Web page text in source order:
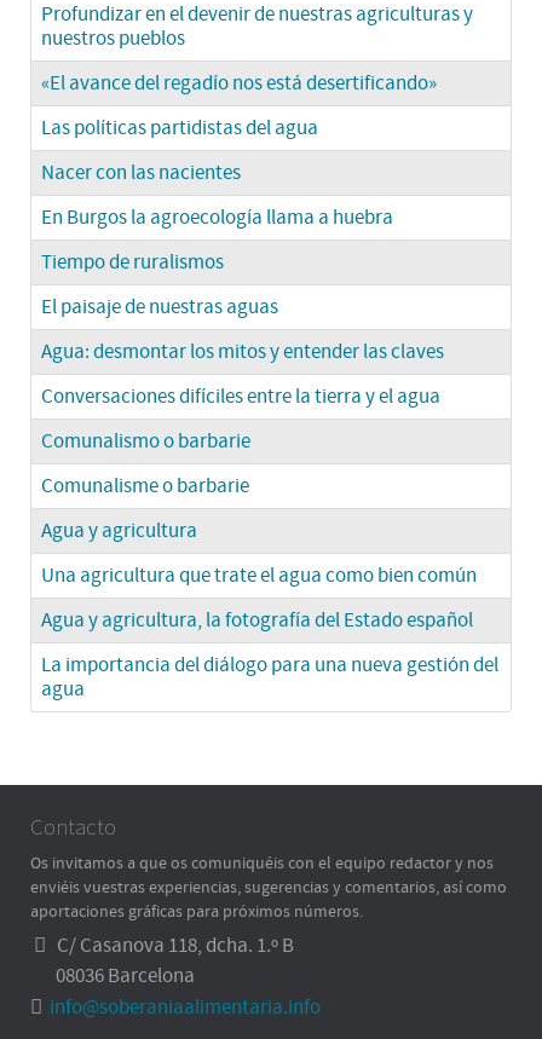
Profundizar en el devenir de nuestras agriculturas y
nuestros pueblos
«El avance del regadío nos está desertificando»
Las políticas partidistas del agua
Nacer con las nacientes
En Burgos la agroecología llama a huebra
Tiempo de ruralismos
El paisaje de nuestras aguas
Agua: desmontar los mitos y entender las claves
Conversaciones difíciles entre la tierra y el agua
Comunalismo o barbarie
Comunalisme o barbarie
Agua y agricultura
Una agricultura que trate el agua como bien común
Agua y agricultura, la fotografía del Estado español
La importancia del diálogo para una nueva gestión del
agua
Contacto
Os invitamos a que os comuniquéis con el equipo redactor y nos
enviéis vuestras experiencias, sugerencias y comentarios, así como
aportaciones gráficas para próximos números.
C/ Casanova 118, dcha. 1.º B
08036 Barcelona
info@soberaniaalimentaria.info